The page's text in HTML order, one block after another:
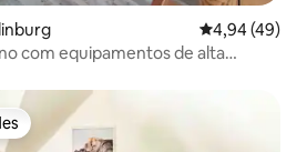
4,94 de uma
4,94 (49)
com equipamentos de alta